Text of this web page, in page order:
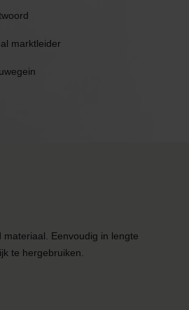
marktleider
materiaal. Eenvoudig in lengte
te hergebruiken.